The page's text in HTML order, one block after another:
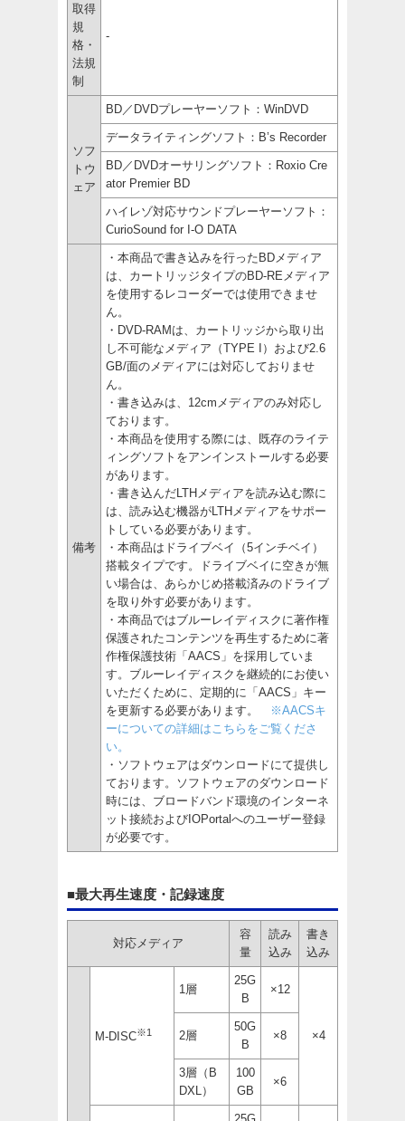
取得
規
格・
法規
制
-
ソフ
トウ
ェア
BD／DVDプレーヤーソフト：WinDVD
データライティングソフト：B’s Recorder
BD／DVDオーサリングソフト：Roxio Cre
ator Premier BD
ハイレゾ対応サウンドプレーヤーソフト：
CurioSound for I-O DATA
備考
・本商品で書き込みを行ったBDメディア
は、カートリッジタイプのBD-REメディア
を使用するレコーダーでは使用できませ
ん。
・DVD-RAMは、カートリッジから取り出
し不可能なメディア（TYPE I）および2.6
GB/面のメディアには対応しておりませ
ん。
・書き込みは、12cmメディアのみ対応し
ております。
・本商品を使用する際には、既存のライテ
ィングソフトをアンインストールする必要
があります。
・書き込んだLTHメディアを読み込む際に
は、読み込む機器がLTHメディアをサポー
トしている必要があります。
・本商品はドライブベイ（5インチベイ）
搭載タイプです。ドライブベイに空きが無
い場合は、あらかじめ搭載済みのドライブ
を取り外す必要があります。
・本商品ではブルーレイディスクに著作権
保護されたコンテンツを再生するために著
作権保護技術「AACS」を採用していま
す。ブルーレイディスクを継続的にお使い
いただくために、定期的に「AACS」キー
を更新する必要があります。
※AACSキ
ーについての詳細はこちらをご覧くださ
い。
・ソフトウェアはダウンロードにて提供し
ております。ソフトウェアのダウンロード
時には、ブロードバンド環境のインターネ
ット接続およびIOPortalへのユーザー登録
が必要です。
■最大再生速度・記録速度
対応メディア
容
量
読み
込み
書き
込み
M-DISC※1
1層
25G
B
×12
×4
2層
50G
B
×8
3層（B
DXL）
100
GB
×6